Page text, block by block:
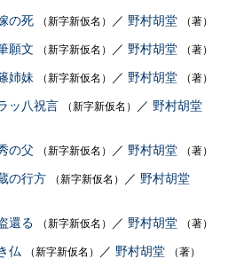
の死 （新字新仮名） ／ 野村胡堂 （著）
願文 （新字新仮名） ／ 野村胡堂 （著）
姉妹 （新字新仮名） ／ 野村胡堂 （著）
ッ八祝言 （新字新仮名） ／ 野村胡堂
の父 （新字新仮名） ／ 野村胡堂 （著）
の行方 （新字新仮名） ／ 野村胡堂
還る （新字新仮名） ／ 野村胡堂 （著）
仏 （新字新仮名） ／ 野村胡堂 （著）